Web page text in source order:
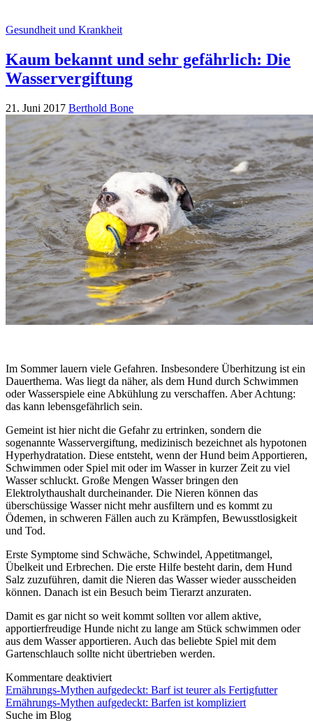
Gesundheit und Krankheit
Kaum bekannt und sehr gefährlich: Die
Wasservergiftung
21. Juni 2017 Berthold Bone
Im Sommer lauern viele Gefahren. Insbesondere Überhitzung ist ein
Dauerthema. Was liegt da näher, als dem Hund durch Schwimmen
oder Wasserspiele eine Abkühlung zu verschaffen. Aber Achtung:
das kann lebensgefährlich sein.
Gemeint ist hier nicht die Gefahr zu ertrinken, sondern die
sogenannte Wasservergiftung, medizinisch bezeichnet als hypotonen
Hyperhydratation. Diese entsteht, wenn der Hund beim Apportieren,
Schwimmen oder Spiel mit oder im Wasser in kurzer Zeit zu viel
Wasser schluckt. Große Mengen Wasser bringen den
Elektrolythaushalt durcheinander. Die Nieren können das
überschüssige Wasser nicht mehr ausfiltern und es kommt zu
Ödemen, in schweren Fällen auch zu Krämpfen, Bewusstlosigkeit
und Tod.
Erste Symptome sind Schwäche, Schwindel, Appetitmangel,
Übelkeit und Erbrechen. Die erste Hilfe besteht darin, dem Hund
Salz zuzuführen, damit die Nieren das Wasser wieder ausscheiden
können. Danach ist ein Besuch beim Tierarzt anzuraten.
Damit es gar nicht so weit kommt sollten vor allem aktive,
apportierfreudige Hunde nicht zu lange am Stück schwimmen oder
aus dem Wasser apportieren. Auch das beliebte Spiel mit dem
Gartenschlauch sollte nicht übertrieben werden.
Kommentare deaktiviert
Beitragsnavigation
Ernährungs-Mythen aufgedeckt: Barf ist teurer als Fertigfutter
Ernährungs-Mythen aufgedeckt: Barfen ist kompliziert
Suche im Blog